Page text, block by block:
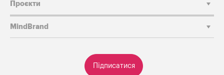
Підписатися
Проєкти
MindBrand